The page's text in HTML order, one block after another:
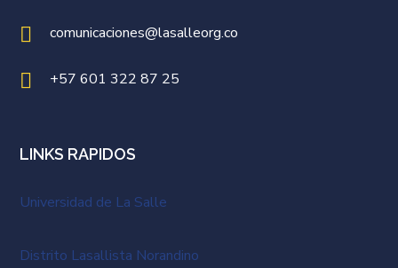
comunicaciones@lasalleorg.co
+57 601 322 87 25
LINKS RAPIDOS
Universidad de La Salle
Distrito Lasallista Norandino